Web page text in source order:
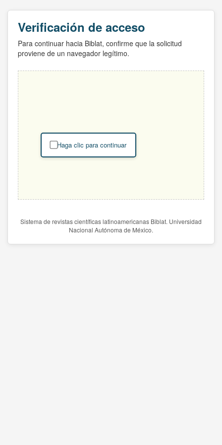
Verificación de acceso
Para continuar hacia Biblat, confirme que la solicitud
proviene de un navegador legítimo.
Haga clic para continuar
Sistema de revistas científicas latinoamericanas Biblat. Universidad
Nacional Autónoma de México.